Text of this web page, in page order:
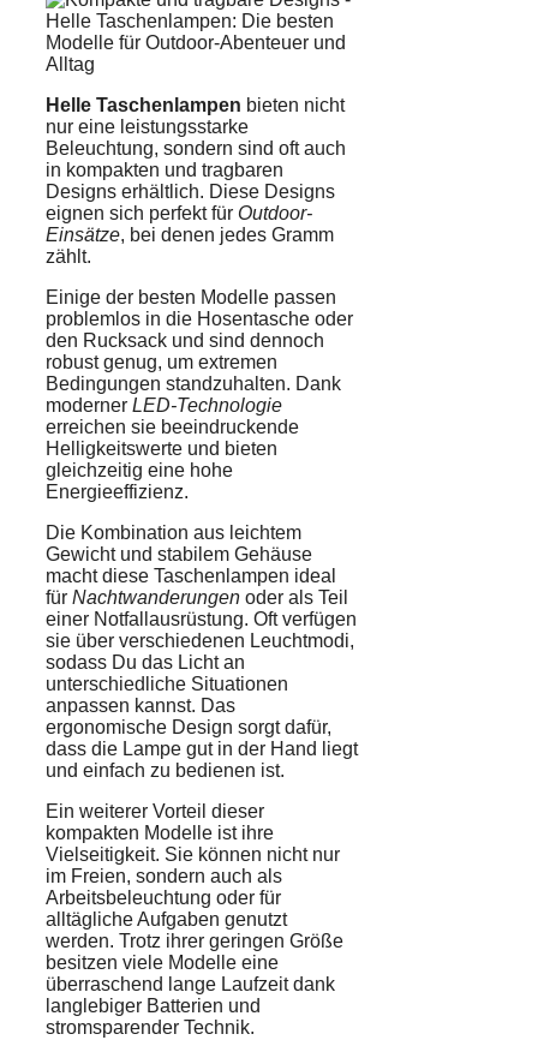
Helle Taschenlampen bieten nicht
nur eine leistungsstarke
Beleuchtung, sondern sind oft auch
in kompakten und tragbaren
Designs erhältlich. Diese Designs
eignen sich perfekt für Outdoor-
Einsätze, bei denen jedes Gramm
zählt.
Einige der besten Modelle passen
problemlos in die Hosentasche oder
den Rucksack und sind dennoch
robust genug, um extremen
Bedingungen standzuhalten. Dank
moderner LED-Technologie
erreichen sie beeindruckende
Helligkeitswerte und bieten
gleichzeitig eine hohe
Energieeffizienz.
Die Kombination aus leichtem
Gewicht und stabilem Gehäuse
macht diese Taschenlampen ideal
für Nachtwanderungen oder als Teil
einer Notfallausrüstung. Oft verfügen
sie über verschiedenen Leuchtmodi,
sodass Du das Licht an
unterschiedliche Situationen
anpassen kannst. Das
ergonomische Design sorgt dafür,
dass die Lampe gut in der Hand liegt
und einfach zu bedienen ist.
Ein weiterer Vorteil dieser
kompakten Modelle ist ihre
Vielseitigkeit. Sie können nicht nur
im Freien, sondern auch als
Arbeitsbeleuchtung oder für
alltägliche Aufgaben genutzt
werden. Trotz ihrer geringen Größe
besitzen viele Modelle eine
überraschend lange Laufzeit dank
langlebiger Batterien und
stromsparender Technik.